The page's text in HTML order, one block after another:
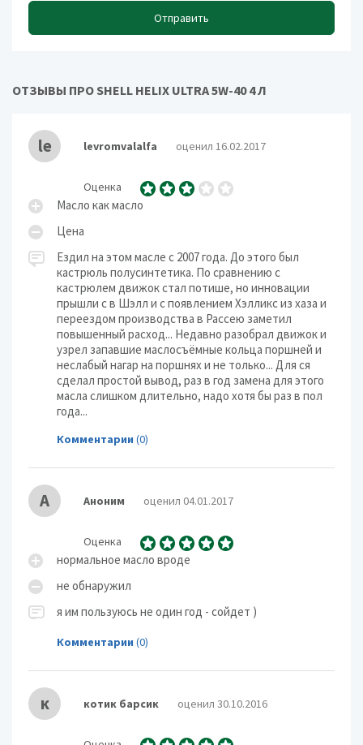
Отправить
ОТЗЫВЫ ПРО SHELL HELIX ULTRA 5W-40 4 Л
le levromvalalfa оценил 16.02.2017
Оценка
Масло как масло
Цена
Ездил на этом масле с 2007 года. До этого был
кастрюль полусинтетика. По сравнению с
кастрюлем движок стал потише, но инновации
прышли с в Шэлл и с появлением Хэлликс из хаза и
переездом производства в Рассею заметил
повышенный расход... Недавно разобрал движок и
узрел запавшие маслосъёмные кольца поршней и
неслабый нагар на поршнях и не только... Для ся
сделал простой вывод, раз в год замена для этого
масла слишком длительно, надо хотя бы раз в пол
года...
Комментарии (0)
А Аноним оценил 04.01.2017
Оценка
нормальное масло вроде
не обнаружил
я им пользуюсь не один год - сойдет )
Комментарии (0)
к котик барсик оценил 30.10.2016